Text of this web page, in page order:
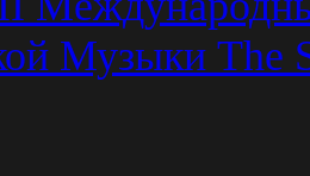
Музыки The